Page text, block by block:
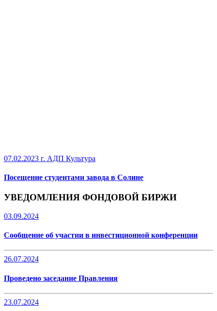
07.02.2023 г. АДП Культура
Посещение студентами завода в Солине
УВЕДОМЛЕНИЯ ФОНДОВОЙ БИРЖИ
03.09.2024
Сообщение об участии в инвестиционной конференции
26.07.2024
Проведено заседание Правления
23.07.2024